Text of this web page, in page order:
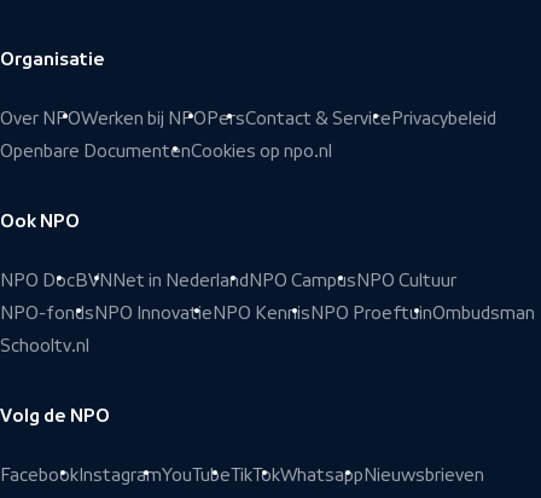
Organisatie
Over NPOWerken bij NPO PersContact & Service Privacybeleid
Openbare DocumentenCookies op npo.nl
Ook NPO
NPO DocBVN Net in Nederland NPO Campus NPO Cultuur
NPO-fonds NPO Innovatie NPO Kennis NPO ProeftuinOmbudsman
Schooltv.nl
Volg de NPO
Facebook InstagramYouTubeTikTokWhatsapp Nieuwsbrieven